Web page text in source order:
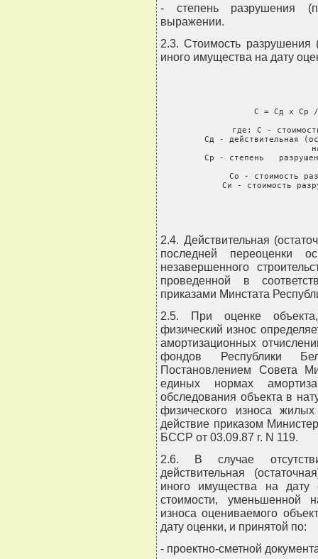
- степень разрушения
выражении.
2.3. Стоимость разрушения
иного имущества на дату
С = Сд х Ср
где: С -
Сд - действительная
Ср - степень
Со - стоимость
Си - стоимость
2.4. Действительная
последней переоценки
незавершенного
проведенной в
приказами Минстата
2.5. При оценке
физический износ
амортизационных
фондов Республики
Постановлением Совета
единых нормах
обследования объекта в
физического износа
действие приказом
БССР от 03.09.87 г. N 119.
2.6. В случае
действительная
иного имущества на дату
стоимости, уменьшенной
износа оцениваемого
дату оценки, и принятой по:
- проектно-сметной